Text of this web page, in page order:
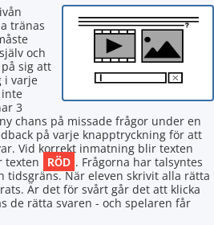
tränas
och
sig att
i varje
3
chans på missade frågor under en
på varje knapptryckning för att
Vid korrekt inmatning blir texten
texten RÖD . Frågorna har talsyntes
tidsgräns. När eleven skrivit alla rätta
Är det för svårt går det att klicka
de rätta svaren - och spelaren får